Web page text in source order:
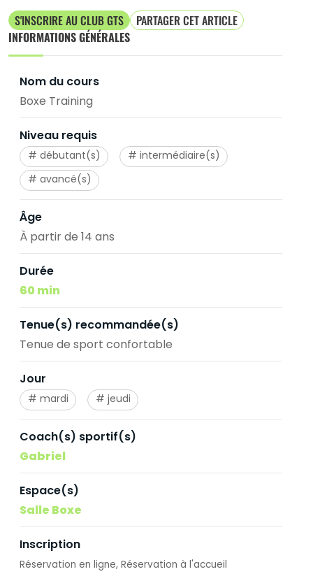
S'INSCRIRE AU CLUB GTS
PARTAGER CET ARTICLE
INFORMATIONS GÉNÉRALES
Nom du cours
Boxe Training
Niveau requis
débutant(s)
intermédiaire(s)
avancé(s)
Âge
À partir de 14 ans
Durée
60 min
Tenue(s) recommandée(s)
Tenue de sport confortable
Jour
mardi jeudi
Coach(s) sportif(s)
Gabriel
Espace(s)
Salle Boxe
Inscription
Réservation en ligne Réservation à l'accueil